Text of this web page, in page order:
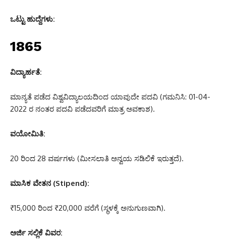
ಒಟ್ಟು ಹುದ್ದೆಗಳು:
1865
ವಿದ್ಯಾರ್ಹತೆ:
ಮಾನ್ಯತೆ ಪಡೆದ ವಿಶ್ವವಿದ್ಯಾಲಯದಿಂದ ಯಾವುದೇ ಪದವಿ (ಗಮನಿಸಿ: 01-04-
2022 ರ ನಂತರ ಪದವಿ ಪಡೆದವರಿಗೆ ಮಾತ್ರ ಅವಕಾಶ).
ವಯೋಮಿತಿ:
20 ರಿಂದ 28 ವರ್ಷಗಳು (ಮೀಸಲಾತಿ ಅನ್ವಯ ಸಡಿಲಿಕೆ ಇರುತ್ತದೆ).
ಮಾಸಿಕ ವೇತನ (Stipend):
₹15,000 ರಿಂದ ₹20,000 ವರೆಗೆ (ಸ್ಥಳಕ್ಕೆ ಅನುಗುಣವಾಗಿ).
ಅರ್ಜಿ ಸಲ್ಲಿಕೆ ವಿವರ: